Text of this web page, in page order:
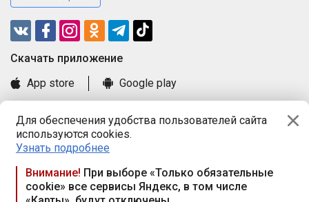
Для обеспечения удобства пользователей сайта
используются cookies.
Узнать подробнее
Внимание! При выборе «Только обязательные
cookie» все сервисы Яндекс, в том числе
Cкачать приложение
App store
Google play
Книга замечаний и предложений
Правила и документы
Praca.by © 2000—2026, ООО «ПРАЦА БАЙ»
Республика Беларусь, 220114, г. Минск, пр-т Независимости
117а, пом. № 9.